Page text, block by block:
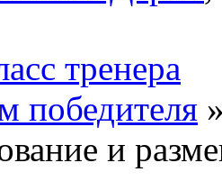
тренера
победителя
и